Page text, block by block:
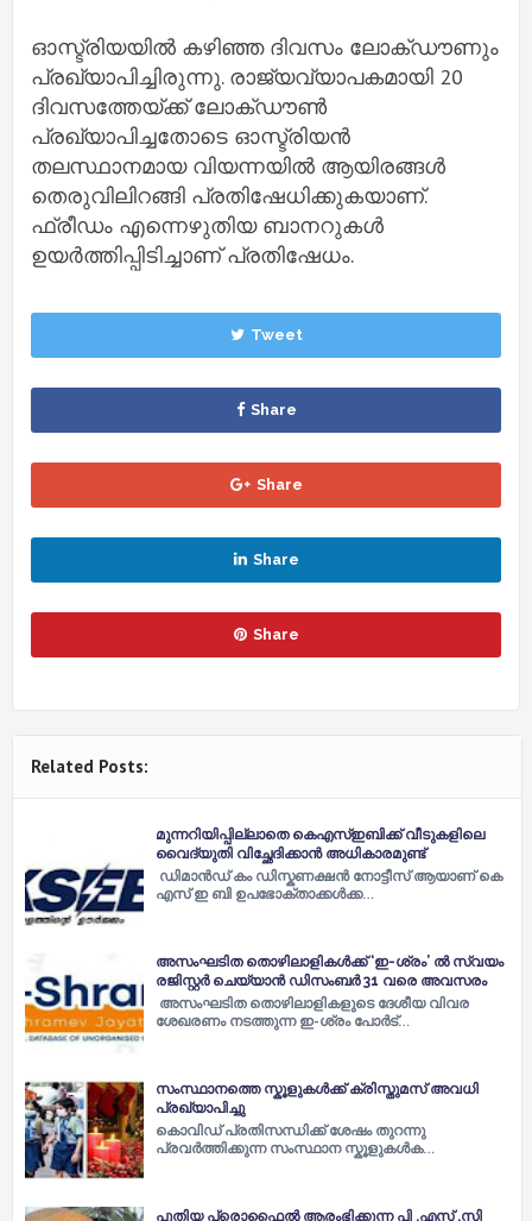
ഓസ്ട്രിയയില്‍ കഴിഞ്ഞ ദിവസം ലോക്ഡൗണും
പ്രഖ്യാപിച്ചിരുന്നു. രാജ്യവ്യാപകമായി 20
ദിവസത്തേയ്ക്ക് ലോക്ഡൗണ്‍
പ്രഖ്യാപിച്ചതോടെ ഓസ്ട്രിയന്‍
തലസ്ഥാനമായ വിയന്നയില്‍ ആയിരങ്ങള്‍
തെരുവിലിറങ്ങി പ്രതിഷേധിക്കുകയാണ്.
ഫ്രീഡം എന്നെഴുതിയ ബാനറുകള്‍
ഉയര്‍ത്തിപ്പിടിച്ചാണ് പ്രതിഷേധം.
Tweet
Share
Share
Share
Share
Related Posts:
മുന്നറിയിപ്പില്ലാതെ കെഎസ്ഇബിക്ക് വീടുകളിലെ
വൈദ്യുതി വിച്ഛേദിക്കാൻ അധികാരമുണ്ട്
ഡിമാൻഡ് കം ഡിസ്കണക്ഷൻ നോട്ടീസ് ആയാണ് കെ
എസ് ഇ ബി ഉപഭോക്താക്കൾക്ക…
അസംഘടിത തൊഴിലാളികള്‍ക്ക് ‘ഇ-ശ്രം’ ല്‍ സ്വയം
രജിസ്റ്റര്‍ ചെയ്യാൻ ഡിസംബര്‍ 31 വരെ അവസരം
അസംഘടിത തൊഴിലാളികളുടെ ദേശീയ വിവര
ശേഖരണം നടത്തുന്ന ഇ-ശ്രം പോര്‍ട്…
സംസ്ഥാനത്തെ സ്കൂളുകൾക്ക് ക്രിസ്തുമസ് അവധി
പ്രഖ്യാപിച്ചു
കൊവിഡ് പ്രതിസന്ധിക്ക് ശേഷം തുറന്നു
പ്രവർത്തിക്കുന്ന സംസ്ഥാന സ്കൂളുകൾക…
പുതിയ പ്രൊഫൈൽ ആരംഭിക്കുന്ന പി .എസ് .സി